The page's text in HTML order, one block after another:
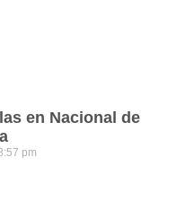
en Nacional de
pm